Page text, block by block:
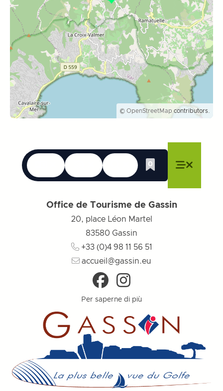
© OpenStreetMap contributors.
Le lingue
Chiudere il menu
Accessibilità
Chiudere il menu
Ricerca
Chiudere il menu
0
Lista dei
Office de Tourisme de Gassin
20, place Léon Martel
83580 Gassin
+33 (0)4 98 11 56 51
accueil@gassin.eu
Per saperne di più